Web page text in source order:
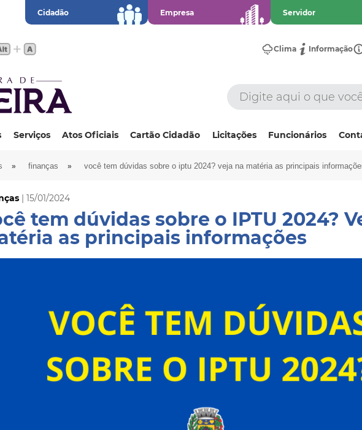
Cidadão Empresa Servidor
Clima Informação
Serviços Atos Oficiais Cartão Cidadão Licitações Funcionários
» finanças » você tem dúvidas sobre o iptu 2024? veja na matéria as principais
| 15/01/2024
tem dúvidas sobre o IPTU 2024?
as principais informações